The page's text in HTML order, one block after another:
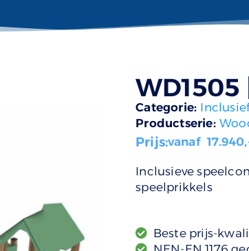
WD1505
Categorie:
Productserie:
Prijs:vanaf 17.940
Inclusieve
speelprikkels
Beste prijs-